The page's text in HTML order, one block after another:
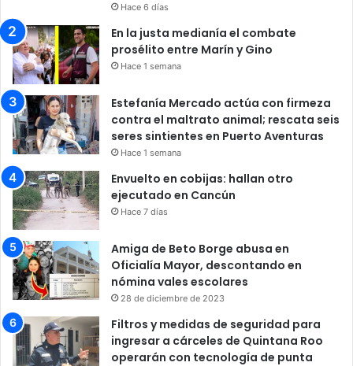
Hace 6 días
En la justa medianía el combate
prosélito entre Marín y Gino
Hace 1 semana
Estefanía Mercado actúa con firmeza
contra el maltrato animal; rescata seis
seres sintientes en Puerto Aventuras
Hace 1 semana
Envuelto en cobijas: hallan otro
ejecutado en Cancún
Hace 7 días
Amiga de Beto Borge abusa en
Oficialía Mayor, descontando en
nómina vales escolares
28 de diciembre de 2023
Filtros y medidas de seguridad para
ingresar a cárceles de Quintana Roo
operarán con tecnología de punta